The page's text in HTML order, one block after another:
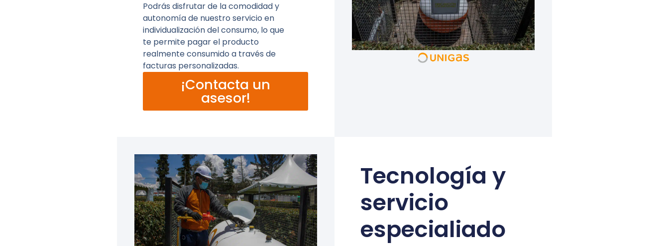
Podrás disfrutar de la comodidad y
autonomía de nuestro servicio en
individualización del consumo, lo que
te permite pagar el producto
realmente consumido a través de
facturas personalizadas.
¡Contacta un
asesor!
Tecnología y
servicio
especialiado